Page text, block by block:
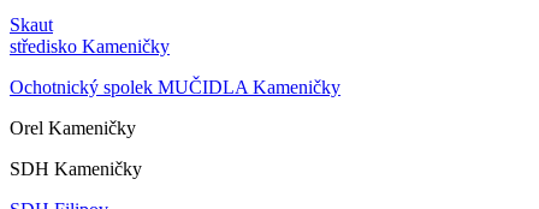
Skaut
středisko Kameničky
Ochotnický spolek MUČIDLA Kameničky
Orel Kameničky
SDH Kameničky